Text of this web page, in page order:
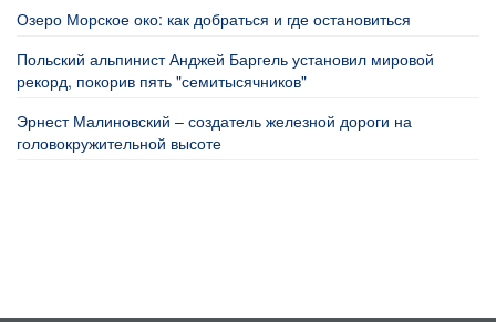
Озеро Морское око: как добраться и где остановиться
Польский альпинист Анджей Баргель установил мировой
рекорд, покорив пять "семитысячников"
Эрнест Малиновский – создатель железной дороги на
головокружительной высоте